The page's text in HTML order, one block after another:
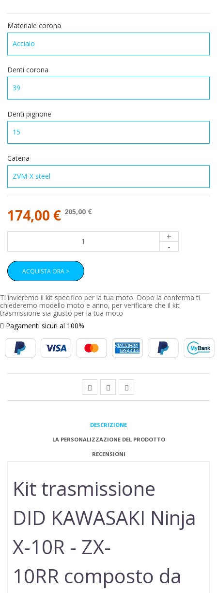
Materiale corona
Denti corona
Denti pignone
Catena
174,00 € 205,00 €
+
-
ACQUISTA ORA >
Ti invieremo il kit specifico per la tua moto. Dopo la conferma ti
chiederemo modello moto e anno, per verificare che il kit
trasmissione sia giusto per la tua moto
Pagamenti sicuri al 100%
DESCRIZIONE
LA PERSONALIZZAZIONE DEL PRODOTTO
RECENSIONI
Kit trasmissione
DID KAWASAKI Ninja
X-10R - ZX-
10RR composto da